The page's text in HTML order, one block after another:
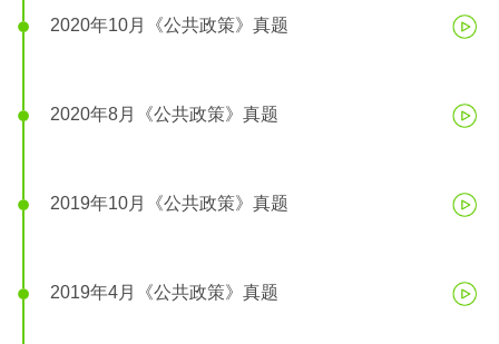
2020年10月《公共政策》真题
2020年8月《公共政策》真题
2019年10月《公共政策》真题
2019年4月《公共政策》真题